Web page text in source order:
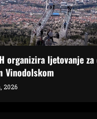
organizira ljetovanje za
Vinodolskom
2026